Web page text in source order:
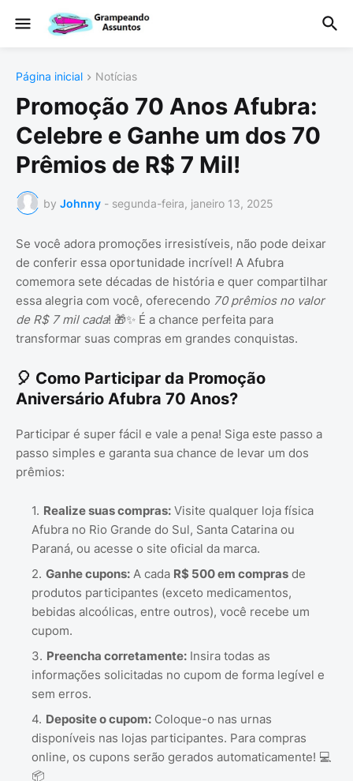
Página inicial Notícias
Promoção 70 Anos Afubra:
Celebre e Ganhe um dos 70
Prêmios de R$ 7 Mil!
by Johnny - segunda-feira, janeiro 13, 2025
Se você adora promoções irresistíveis, não pode deixar
de conferir essa oportunidade incrível! A Afubra
comemora sete décadas de história e quer compartilhar
essa alegria com você, oferecendo 70 prêmios no valor
de R$ 7 mil cada! 🎁✨ É a chance perfeita para
transformar suas compras em grandes conquistas.
🎈 Como Participar da Promoção
Aniversário Afubra 70 Anos?
Participar é super fácil e vale a pena! Siga este passo a
passo simples e garanta sua chance de levar um dos
prêmios:
Realize suas compras: Visite qualquer loja física
Afubra no Rio Grande do Sul, Santa Catarina ou
Paraná, ou acesse o site oficial da marca.
Ganhe cupons: A cada R$ 500 em compras de
produtos participantes (exceto medicamentos,
bebidas alcoólicas, entre outros), você recebe um
cupom.
Preencha corretamente: Insira todas as
informações solicitadas no cupom de forma legível e
sem erros.
Deposite o cupom: Coloque-o nas urnas
disponíveis nas lojas participantes. Para compras
online, os cupons serão gerados automaticamente! 💻
📦